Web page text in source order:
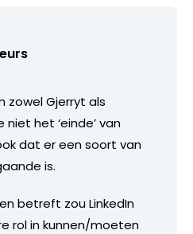
zowel Gjerryt als
niet het ‘einde’ van
dat er een soort van
is.
betreft zou LinkedIn
rol in kunnen/moeten